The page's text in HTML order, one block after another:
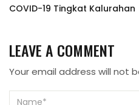
COVID-19 Tingkat Kalurahan
LEAVE A COMMENT
Your email address will not